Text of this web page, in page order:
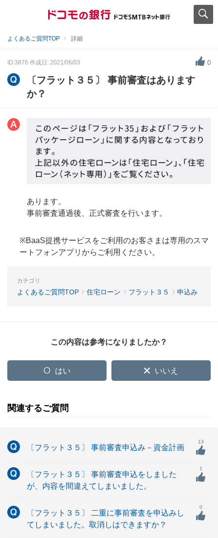
よくあるご質問TOP 詳細
ID:3876 作成日: 2021/06/03 0
〔フラット３５〕 事前審査はあります
か？
あります。
事前審査通過後、正式審査を行います。
※BaaS提携サービスをご利用のお客さまは専用のスマ
ートフォンアプリからご利用ください。
カテゴリ
よくあるご質問TOP 住宅ローン フラット３５ 申込み
この内容は参考になりましたか？
はい いいえ
関連するご質問
〔フラット３５〕 事前審査申込み－資金計画
13
〔フラット３５〕 事前審査申込をしました
が、内容を間違えてしまいました。
1
〔フラット３５〕 二重に事前審査を申込みし
てしまいました。取消しはできますか？
0